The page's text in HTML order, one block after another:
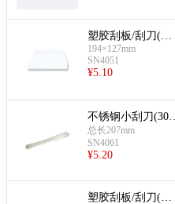
塑胶刮板/刮刀(三
能刮刀)
194×127mm
SN4051
¥5.10
不锈钢小刮刀(304
不锈钢)
总长207mm
SN4061
¥5.20
塑胶刮板/刮刀(硬